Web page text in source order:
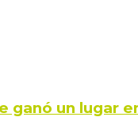
ganó un lugar